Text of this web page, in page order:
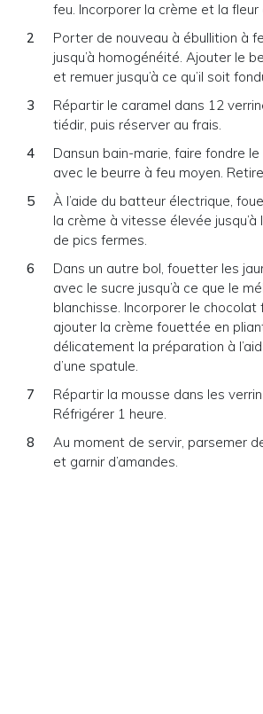
feu. Incorporer la crème et la fleur
Porter de nouveau à ébullition à
jusqu’à homogénéité. Ajouter le
et remuer jusqu’à ce qu’il soit
Répartir le caramel dans 12
tiédir, puis réserver au frais.
Dansun bain-marie, faire fondre
avec le beurre à feu moyen.
À l’aide du batteur électrique,
la crème à vitesse élevée jusqu’à
de pics fermes.
Dans un autre bol, fouetter les
avec le sucre jusqu’à ce que le
blanchisse. Incorporer le chocolat
ajouter la crème fouettée en
délicatement la préparation à
d’une spatule.
Répartir la mousse dans les
Réfrigérer 1 heure.
Au moment de servir, parsemer
et garnir d’amandes.